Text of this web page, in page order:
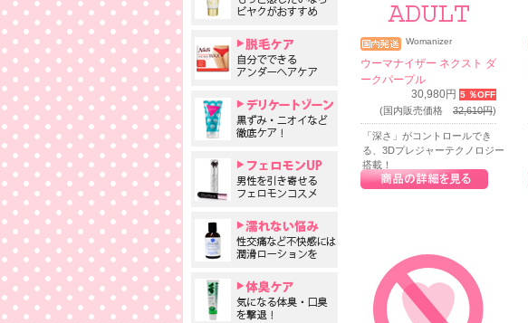
Womanizer
ウーマナイザー ネクスト ダ
ークパープル
30,980円 5 ％OFF
(国内販売価格 32,610円)
「深さ」がコントロールでき
る、3Dプレジャーテクノロジー
搭載！